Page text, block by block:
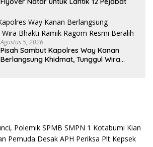
Agustus 5, 2026
Pisah Sambut Kapolres Way Kanan
Berlangsung Khidmat, Tunggul Wira